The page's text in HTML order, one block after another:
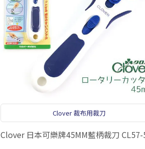
Clover 裁布用裁刀
Clover 日本可樂牌45MM藍柄裁刀